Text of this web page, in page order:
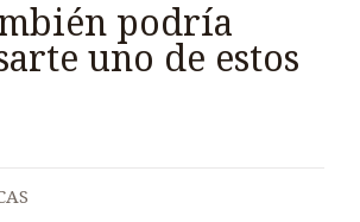
podría
uno de estos